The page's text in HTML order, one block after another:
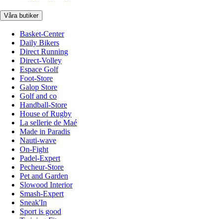
Våra butiker
Basket-Center
Daily Bikers
Direct Running
Direct-Volley
Espace Golf
Foot-Store
Galop Store
Golf and co
Handball-Store
House of Rugby
La sellerie de Maé
Made in Paradis
Nauti-wave
On-Fight
Padel-Expert
Pecheur-Store
Pet and Garden
Slowood Interior
Smash-Expert
Sneak'In
Sport is good